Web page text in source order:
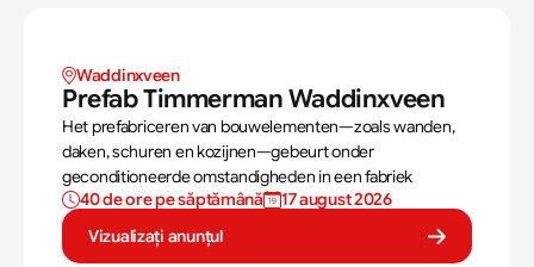
Waddinxveen
Prefab Timmerman Waddinxveen
Het prefabriceren van bouwelementen—zoals wanden,
daken, schuren en kozijnen—gebeurt onder
geconditioneerde omstandigheden in een fabriek
40 de ore pe săptămână
17 august 2026
Vizualizați anunțul